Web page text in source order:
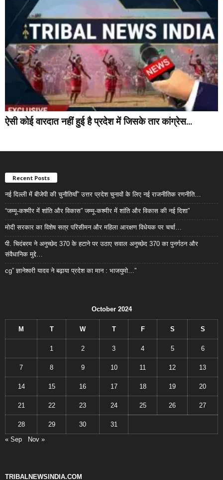
ऐसी कोई वारदात नहीं हुई है प्रदेश में जिसके तार कांग्रेस...
Recent Posts
नई दिल्ली में बीजेपी की चुनौतियाँ” उत्तर प्रदेश चुनावों के लिए नई राजनीतिक रणनीति…
“जम्मू-कश्मीर में शांति और विकास” जम्मू-कश्मीर में शांति और विकास की नई दिशा”
मोदी सरकार का विशेष सत्र परिसीमन और महिला आरक्षण विधेयक पर चर्चा…
पी. चिदंबरम ने अनुच्छेद 370 के हटाने पर उठाए सवाल अनुच्छेद 370 का पुनर्गठन और
संवैधानिक मुद्दे…
cg” ज्ञानेश्वरी यादव ने बढ़ाया प्रदेश का मान : भाजयुमो…”
October 2024
M T W T F S S
1 2 3 4 5 6
7 8 9 10 11 12 13
14 15 16 17 18 19 20
21 22 23 24 25 26 27
28 29 30
31
« Sep
Nov »
TRIBALNEWSINDIA.COM